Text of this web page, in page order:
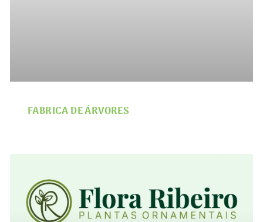
FABRICA DE ÁRVORES